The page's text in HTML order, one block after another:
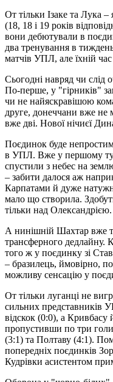
От тільки Ізаке та Лука
(18, 18 і 19 років
вони дебютували в
два тренування в
матчів УПЛ, але їхній
Сьогодні навряд чи слід
По-перше, у "гірників"
чи не найяскравішою
друге, донеччани вже не
вже дві. Нової нічиєї
Поєдинок буде
в УПЛ. Вже у першому
спустили з небес на
– забити далося аж
Карпатами й дуже
мало що створила.
тільки над Олександрією.
А нинішній Шахтар вже
трансферного дедлайну.
того ж у поєдинку зі
– бразилець, ймовірно,
можливу сенсацію у
От тільки луганці не
сильних представників
відскок (0:0), а
пропустивши по три
(3:1) та Полтаву (4:1).
попередніх поєдинків
Кудрівки асистентом